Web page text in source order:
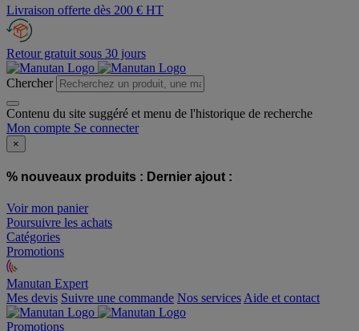
Livraison offerte dès 200 € HT
Retour gratuit sous 30 jours
Chercher
Contenu du site suggéré et menu de l'historique de recherche
Mon compte Se connecter
×
% nouveaux produits : Dernier ajout :
Voir mon panier
Poursuivre les achats
Catégories
Promotions
Manutan Expert
offre reconditionnée
Mes devis Suivre une commande Nos services